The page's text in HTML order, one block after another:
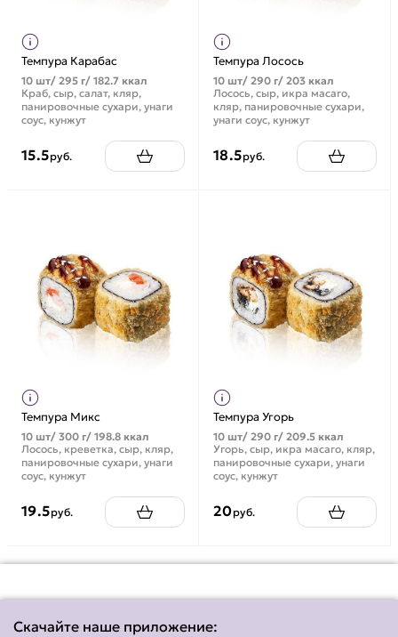
Темпура Карабас
10 шт/ 295 г/ 182.7 ккал
Краб, сыр, салат, кляр,
панировочные сухари, унаги
соус, кунжут
15.5руб.
Темпура Лосось
10 шт/ 290 г/ 203 ккал
Лосось, сыр, икра масаго,
кляр, панировочные сухари,
унаги соус, кунжут
18.5руб.
Темпура Микс
10 шт/ 300 г/ 198.8 ккал
Лосось, креветка, сыр, кляр,
панировочные сухари, унаги
соус, кунжут
19.5руб.
Темпура Угорь
10 шт/ 290 г/ 209.5 ккал
Угорь, сыр, икра масаго, кляр,
панировочные сухари, унаги
соус, кунжут
20руб.
Скачайте наше приложение: